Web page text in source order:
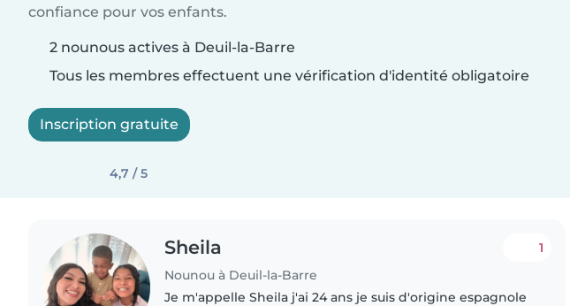
confiance pour vos enfants.
2 nounous actives à Deuil-la-Barre
Tous les membres effectuent une vérification d'identité obligatoire
Inscription gratuite
4,7 / 5
Sheila
Nounou à Deuil-la-Barre
1
Je m'appelle Sheila j'ai 24 ans je suis d'origine espagnole